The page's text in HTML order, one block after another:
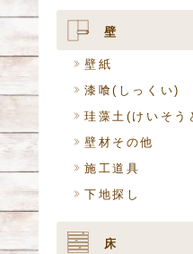
壁
壁紙
漆喰(しっくい)
珪藻土(けいそう
壁材その他
施工道具
下地探し
床